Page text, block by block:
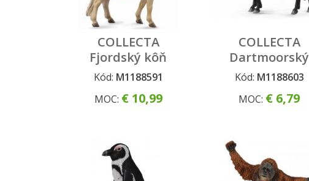
COLLECTA
Fjordský kôň
Kód: M1188591
MOC: € 10,99
COLLECTA
Dartmoorský
pony - čierny
Kód: M1188603
MOC: € 6,79